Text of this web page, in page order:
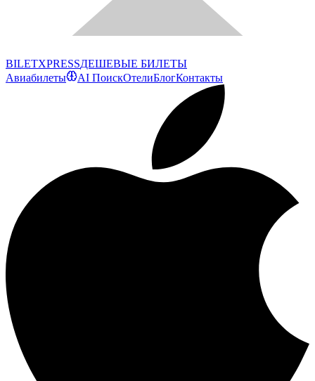
BILETXPRESSДЕШЕВЫЕ БИЛЕТЫ
Авиабилеты
AI ПоискОтелиБлогКонтакты